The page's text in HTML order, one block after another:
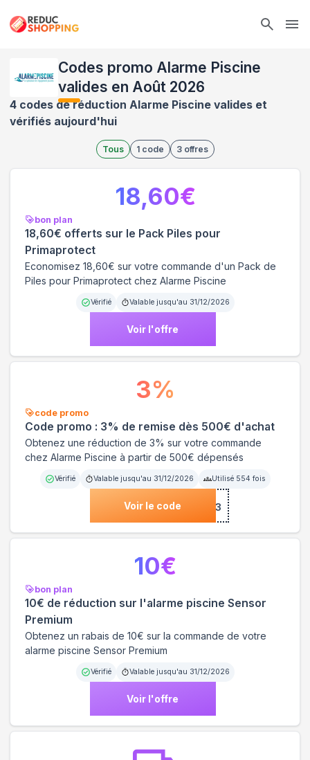
Codes promo Alarme Piscine
valides en Août 2026
4 codes de réduction Alarme Piscine valides et
vérifiés aujourd'hui
Tous 1 code 3 offres
bon plan
18,60€ offerts sur le Pack Piles pour
Primaprotect
Economisez 18,60€ sur votre commande d'un Pack de
Piles pour Primaprotect chez Alarme Piscine
Vérifié Valable jusqu'au 31/12/2026
Voir l'offre
18,60€
code promo
Code promo : 3% de remise dès 500€ d'achat
Obtenez une réduction de 3% sur votre commande
chez Alarme Piscine à partir de 500€ dépensés
Vérifié Valable jusqu'au 31/12/2026 Utilisé 554 fois
Voir le code***ALARME3
3%
bon plan
10€ de réduction sur l'alarme piscine Sensor
Premium
Obtenez un rabais de 10€ sur la commande de votre
alarme piscine Sensor Premium
Vérifié Valable jusqu'au 31/12/2026
Voir l'offre
10€